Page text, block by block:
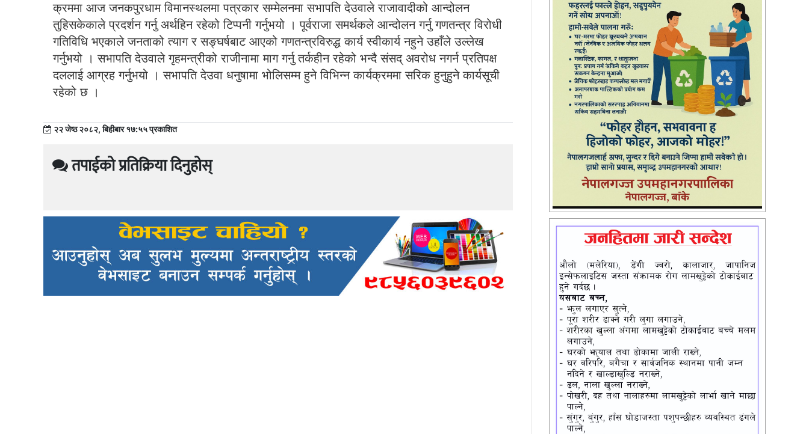
क्रममा आज जनकपुरधाम विमानस्थलमा पत्रकार सम्मेलनमा सभापति देउवाले राजावादीको आन्दोलन
तुहिसकेकाले प्रदर्शन गर्नु अर्थहिन रहेको टिप्पनी गर्नुभयो । पूर्वराजा समर्थकले आन्दोलन गर्नु गणतन्त्र विरोधी
गतिविधि भएकाले जनताको त्याग र सङ्घर्षबाट आएको गणतन्त्रविरुद्ध कार्य स्वीकार्य नहुने उहाँले उल्लेख
गर्नुभयो । सभापति देउवाले गृहमन्त्रीको राजीनामा माग गर्नु तर्कहीन रहेको भन्दै संसद् अवरोध नगर्न प्रतिपक्ष
दललाई आग्रह गर्नुभयो । सभापति देउवा धनुषामा भोलिसम्म हुने विभिन्न कार्यक्रममा सरिक हुनुहुने कार्यसूची
रहेको छ ।
२२ जेष्ठ २०८२, बिहीबार १७:५५ प्रकाशित
तपाईको प्रतिक्रिया दिनुहोस्